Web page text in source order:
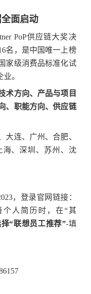
面启动
PoP供应链大奖决
名，是中国唯一上榜
家级消费品标准化试
。
术方向、产品与项目
、职能方向、供应链
大连、广州、合肥、
海、深圳、苏州、沈
，登录官网链接：
人简历时，在“其
择“联想员工推荐”-填